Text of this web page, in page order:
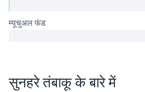
म्यूचुअल फंड
सुनहरे तंबाकू के बारे में